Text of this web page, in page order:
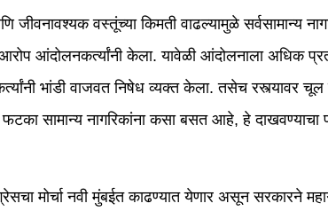
जीवनावश्यक वस्तूंच्या किमती वाढल्यामुळे सर्वसामान्य
आंदोलनकर्त्यांनी केला. यावेळी आंदोलनाला अधिक
भांडी वाजवत निषेध व्यक्त केला. तसेच रस्त्यावर
फटका सामान्य नागरिकांना कसा बसत आहे, हे दाखवण्याचा
मोर्चा नवी मुंबईत काढण्यात येणार असून सरकारने